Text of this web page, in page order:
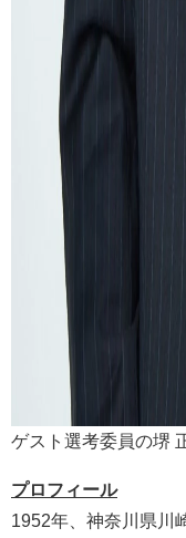
ゲスト選考委員の堺
プロフィール
1952年、神奈川県川